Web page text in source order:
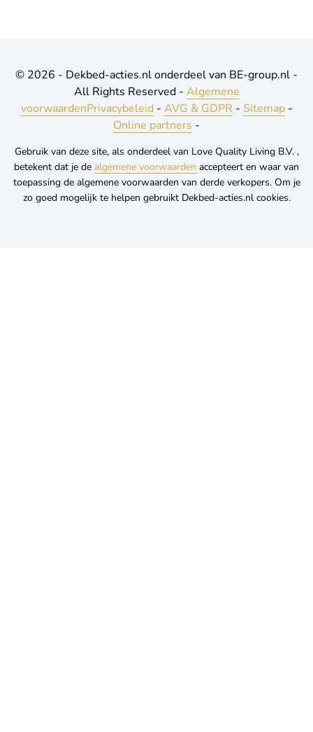
© 2026 - Dekbed-acties.nl onderdeel van BE-group.nl -
All Rights Reserved - Algemene
voorwaardenPrivacybeleid- AVG & GDPR - Sitemap-
Online partners -
Gebruik van deze site, als onderdeel van Love Quality Living B.V. ,
betekent dat je de algemene voorwaarden accepteert en waar van
toepassing de algemene voorwaarden van derde verkopers. Om je
zo goed mogelijk te helpen gebruikt Dekbed-acties.nl cookies.